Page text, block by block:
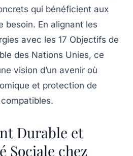
qui bénéficient aux
besoin. En alignant les
avec les 17 Objectifs de
des Nations Unies, ce
vision d’un avenir où
et protection de
Durable et
Sociale chez